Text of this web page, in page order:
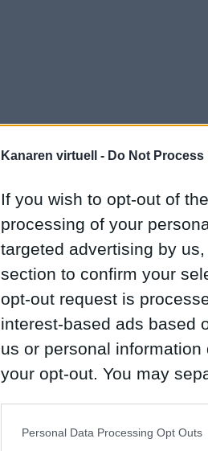
Kanaren virtuell - Do Not
If you wish to opt-out of
processing of your
targeted advertising by
section to confirm your
opt-out request is
interest-based ads based
us or personal
your opt-out. You may
Personal Data Processing Opt Outs